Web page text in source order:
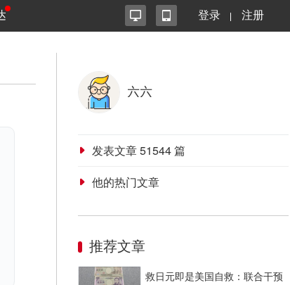
登录 注册
六六
发表文章51544篇
他的热门文章
推荐文章
救日元即是美国自救：联合干预